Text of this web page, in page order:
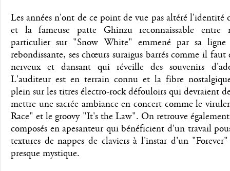
Les années n'ont de ce point de vue pas altéré l'identité
et la fameuse patte Ghinzu reconnaissable entre
particulier sur "Snow White" emmené par sa ligne
rebondissante, ses chœurs suraigus barrés comme il
nerveux et dansant qui réveille des souvenirs
L'auditeur est en terrain connu et la fibre
plein sur les titres électro-rock défouloirs qui devraient
mettre une sacrée ambiance en concert comme le
Race" et le groovy "It's the Law". On retrouve
composés en apesanteur qui bénéficient d'un travail
textures de nappes de claviers à l'instar d'un
presque mystique.